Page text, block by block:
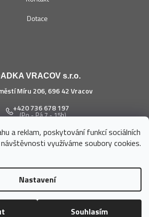
a reklam, poskytování funkcí sociálních
využíváme soubory cookies.
Nastavení
Souhlasím
Dotace
VRACOV s.r.o.
Míru 206, 696 42 Vracov
+420 736 678 197
(Po - Pá 7 - 15h)
eshop@dadka.cz